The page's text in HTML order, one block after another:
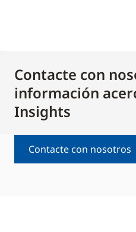
Contacte con
información
Insights
Contacte con nosotros